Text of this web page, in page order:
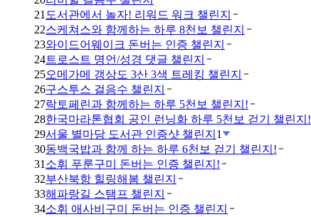
21 도서관에서 놀자! 리워드 워크 챌린지
22스케쳐스와 함께하는 하루 8천보 챌린지
23와이드어웨이크 돈버는 인증 챌린지
24트로스트 명언/성경 댓글 챌린지
25오메가메 갱상도 3산 3색 트레킹 챌린지
26구스투스 걸음수 챌린지
27락토페린과 함께하는 하루 5천보 챌린지!
28한국마라톤협회 공인 런닝화 하루 5천보 걷기 챌린지!
29서울 별마당 도서관 인증샷 챌린지 1
30동백국밥과 함께 하는 하루 6천보 걷기 챌린지!
31 소휘 푸룬구미 돈버는 인증 챌린지!
32부산북항 힐링해봄 챌린지
33해파랑길 스탬프 챌린지
34소휘 애사비구미 돈버는 인증 챌린지